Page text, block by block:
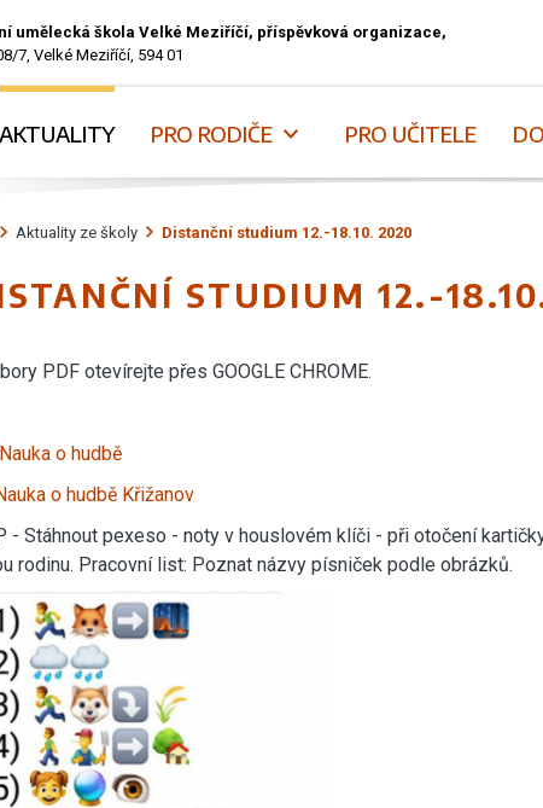
umělecká škola Velké Meziříčí, příspěvková organizace,
7, Velké Meziříčí, 594 01
AKTUALITY PRO RODIČE PRO UČITELE
Aktuality ze školy Distanční studium 12.-18.10. 2020
STUDIUM 12.-
PDF otevírejte přes GOOGLE CHROME.
Nauka o hudbě
o hudbě Křižanov
- Stáhnout pexeso - noty v houslovém klíči - při otočení
rodinu. Pracovní list: Poznat názvy písniček podle obrázků.